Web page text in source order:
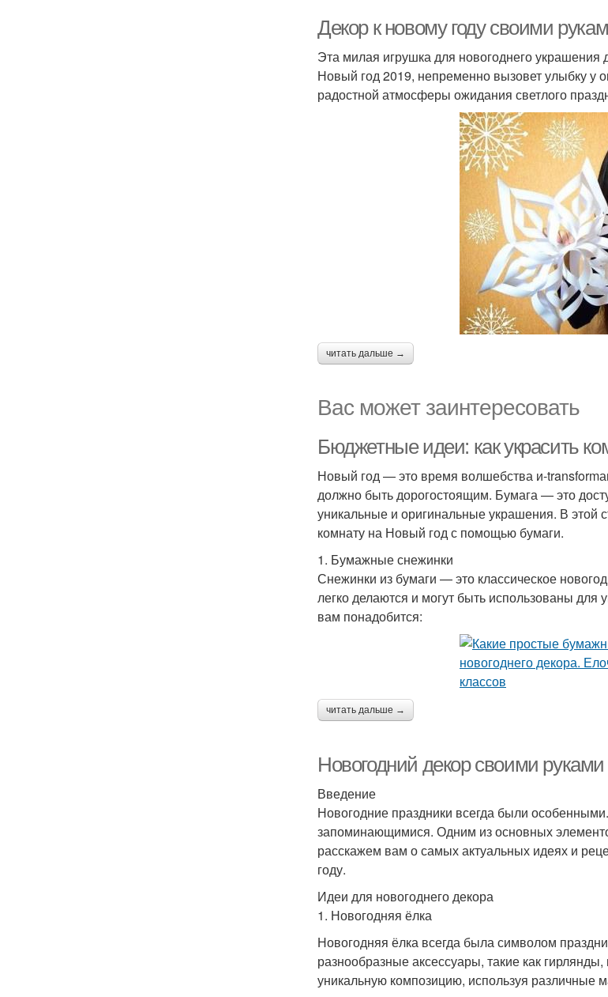
Декор к новому году своими
Эта милая игрушка для новогоднего
Новый год 2019, непременно вызовет улыбку у
радостной атмосферы ожидания светлого
читать дальше →
Вас может заинтересовать
Бюджетные идеи: как украсить
Новый год — это время волшебства и-
должно быть дорогостоящим. Бумага — это
уникальные и оригинальные украшения. В этой
комнату на Новый год с помощью бумаги.
1. Бумажные снежинки
Снежинки из бумаги — это классическое
легко делаются и могут быть использованы
вам понадобится:
читать дальше →
Новогодний декор своими
Введение
Новогодние праздники всегда были
запоминающимися. Одним из основных
расскажем вам о самых актуальных идеях и
году.
Идеи для новогоднего декора
1. Новогодняя ёлка
Новогодняя ёлка всегда была символом
разнообразные аксессуары, такие как
уникальную композицию, используя различные